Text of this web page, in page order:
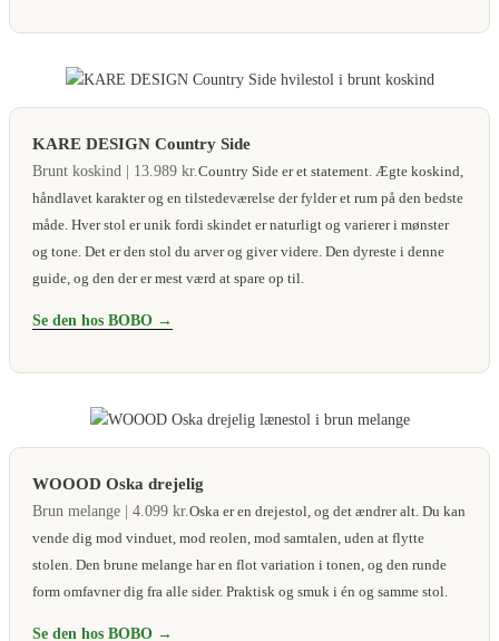
KARE DESIGN Country Side
Brunt koskind | 13.989 kr. Country Side er et statement. Ægte koskind,
håndlavet karakter og en tilstedeværelse der fylder et rum på den bedste
måde. Hver stol er unik fordi skindet er naturligt og varierer i mønster
og tone. Det er den stol du arver og giver videre. Den dyreste i denne
guide, og den der er mest værd at spare op til.
Se den hos BOBO →
WOOOD Oska drejelig
Brun melange | 4.099 kr. Oska er en drejestol, og det ændrer alt. Du kan
vende dig mod vinduet, mod reolen, mod samtalen, uden at flytte
stolen. Den brune melange har en flot variation i tonen, og den runde
form omfavner dig fra alle sider. Praktisk og smuk i én og samme stol.
Se den hos BOBO →